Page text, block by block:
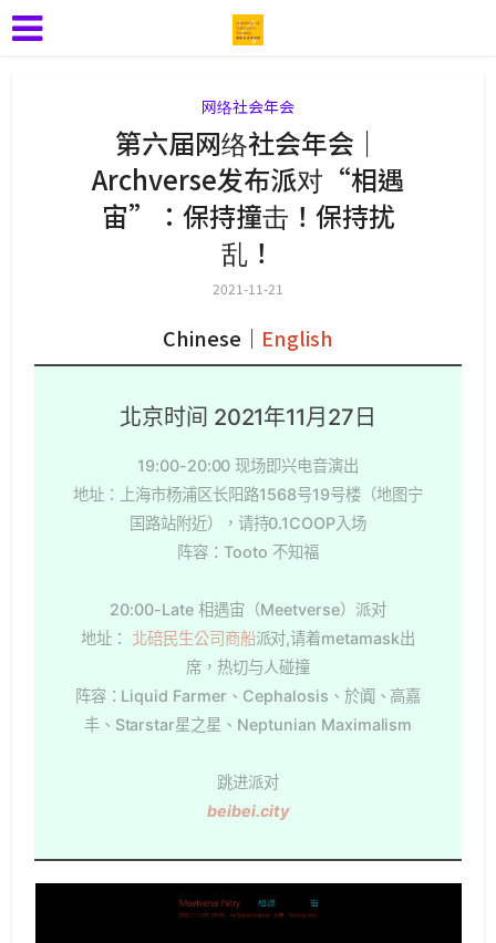
网络社会年会
第六届网络社会年会｜
Archverse发布派对“相遇
宙”：保持撞击！保持扰
乱！
2021-11-21
Chinese｜ English
北京时间 2021年11月27日
19:00-20:00 现场即兴电音演出
地址：上海市杨浦区长阳路1568号19号楼（地图宁
国路站附近），请持0.1COOP入场
阵容：Tooto 不知福
20:00-Late 相遇宙（Meetverse）派对
地址： 北碚民生公司商船派对,请着metamask出
席，热切与人碰撞
阵容：Liquid Farmer、Cephalosis、於阗、高嘉
丰、Starstar星之星、Neptunian Maximalism
跳进派对
beibei.city